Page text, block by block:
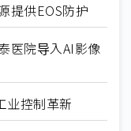
提供EOS防护
医院导入AI影像
业控制革新